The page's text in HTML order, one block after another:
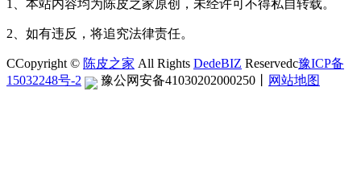
1、本站内容均为陈皮之家原创，未经许可不得私自转载。
2、如有违反，将追究法律责任。
CCopyright © 陈皮之家 All Rights DedeBIZ Reservedc豫ICP备
15032248号-2
豫公网安备41030202000250 网站地图